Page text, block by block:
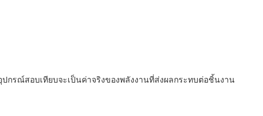
กรณ์สอบเทียบจะเป็นค่าจริงของพลังงานที่ส่งผลกระทบต่อชิ้นงาน